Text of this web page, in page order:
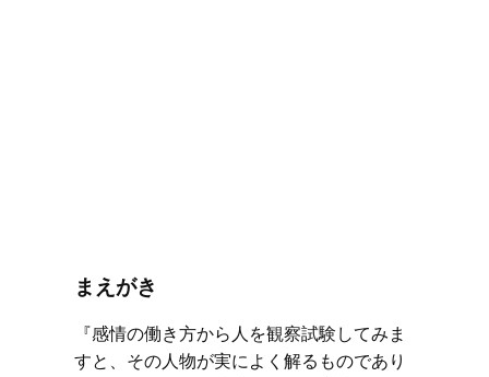
まえがき
『感情の働き方から人を観察試験してみま
すと、その人物が実によく解るものであり